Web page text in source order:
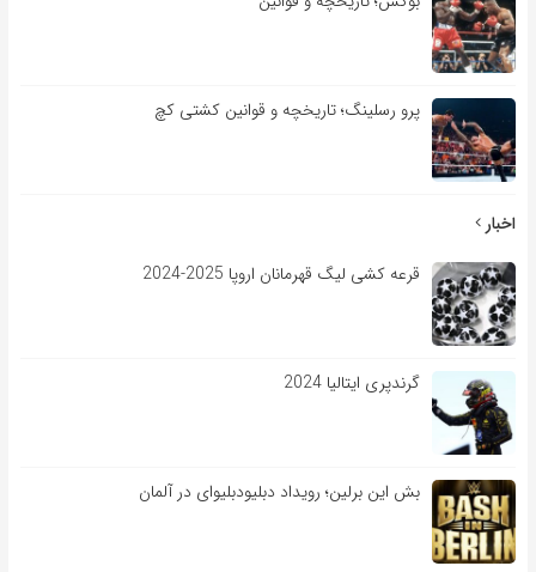
پرو رسلینگ؛ تاریخچه و قوانین کشتی کچ
اخبار
قرعه کشی لیگ قهرمانان اروپا 2025-2024
گرندپری ایتالیا 2024
بش این برلین؛ رویداد دبلیودبلیوای در آلمان